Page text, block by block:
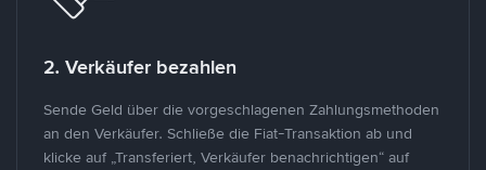
2. Verkäufer bezahlen
Sende Geld über die vorgeschlagenen Zahlungsmethoden
an den Verkäufer. Schließe die Fiat-Transaktion ab und
klicke auf „Transferiert, Verkäufer benachrichtigen“ auf